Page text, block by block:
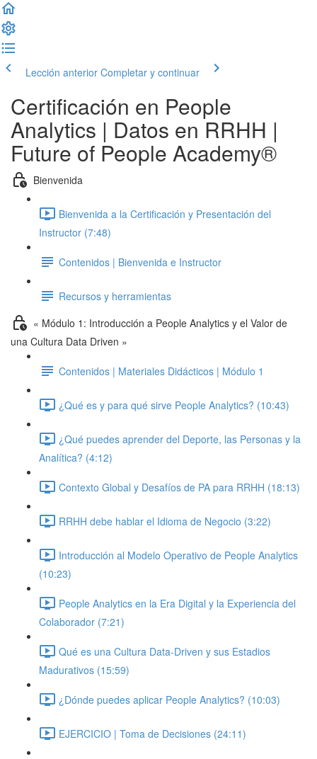
Lección anterior Completar y continuar
Certificación en People
Analytics | Datos en RRHH |
Future of People Academy®
Bienvenida
Bienvenida a la Certificación y Presentación del
Instructor (7:48)
Contenidos | Bienvenida e Instructor
Recursos y herramientas
« Módulo 1: Introducción a People Analytics y el Valor de
una Cultura Data Driven »
Contenidos | Materiales Didácticos | Módulo 1
¿Qué es y para qué sirve People Analytics? (10:43)
¿Qué puedes aprender del Deporte, las Personas y la
Analítica? (4:12)
Contexto Global y Desafíos de PA para RRHH (18:13)
RRHH debe hablar el Idioma de Negocio (3:22)
Introducción al Modelo Operativo de People Analytics
(10:23)
People Analytics en la Era Digital y la Experiencia del
Colaborador (7:21)
Qué es una Cultura Data-Driven y sus Estadios
Madurativos (15:59)
¿Dónde puedes aplicar People Analytics? (10:03)
EJERCICIO | Toma de Decisiones (24:11)